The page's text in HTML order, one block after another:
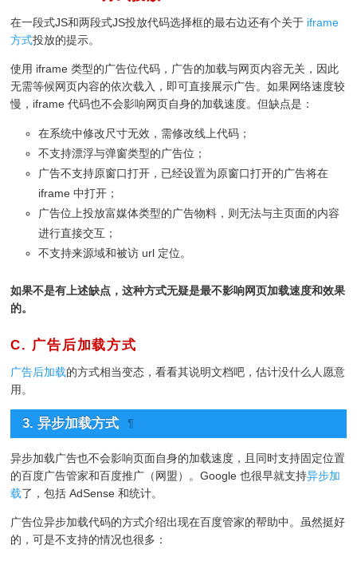
在一段式JS和两段式JS投放代码选择框的最右边还有个关于 iframe
方式投放的提示。
使用 iframe 类型的广告位代码，广告的加载与网页内容无关，因此
无需等候网页内容的依次载入，即可直接展示广告。如果网络速度较
慢，iframe 代码也不会影响网页自身的加载速度。但缺点是：
在系统中修改尺寸无效，需修改线上代码；
不支持漂浮与弹窗类型的广告位；
广告不支持原窗口打开，已经设置为原窗口打开的广告将在
iframe 中打开；
广告位上投放富媒体类型的广告物料，则无法与主页面的内容
进行直接交互；
不支持来源域和被访 url 定位。
如果不是有上述缺点，这种方式无疑是最不影响网页加载速度和效果
的。
C. 广告后加载方式
广告后加载的方式相当变态，看看其说明文档吧，估计没什么人愿意
用。
3. 异步加载方式 ¶
异步加载广告也不会影响页面自身的加载速度，且同时支持固定位置
的百度广告管家和百度推广（网盟）。Google 也很早就支持异步加
载了，包括 AdSense 和统计。
广告位异步加载代码的方式介绍出现在百度管家的帮助中。虽然挺好
的，可是不支持的情况也很多：